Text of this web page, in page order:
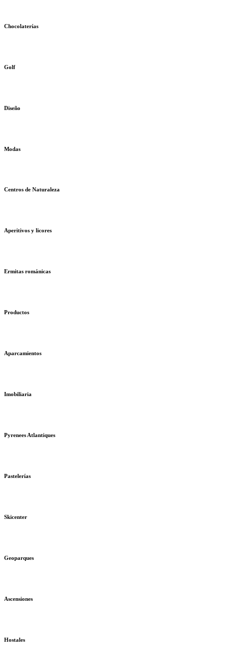
Chocolaterías
Golf
Diseño
Modas
Centros de Naturaleza
Aperitivos y licores
Ermitas románicas
Productos
Aparcamientos
Imobiliaria
Pyrenees Atlantiques
Pastelerías
Skicenter
Geoparques
Ascensiones
Hostales